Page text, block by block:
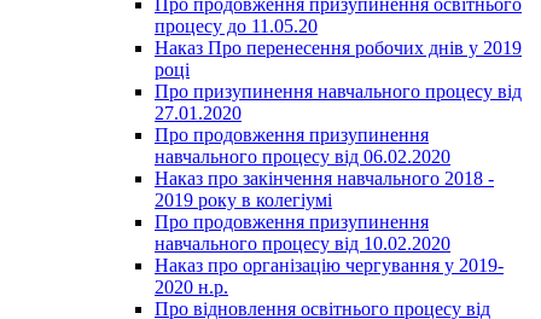
процесу до 11.05.20
Наказ Про перенесення робочих днів у 2019
році
Про призупинення навчального процесу від
27.01.2020
Про продовження призупинення
навчального процесу від 06.02.2020
Наказ про закінчення навчального 2018 -
2019 року в колегіумі
Про продовження призупинення
навчального процесу від 10.02.2020
Наказ про організацію чергування у 2019-
2020 н.р.
Про відновлення освітнього процесу від